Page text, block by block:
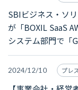
SBIビジネス・ソ
が「BOXIL SaaS
システム部門で「
2024/12/10 プレ